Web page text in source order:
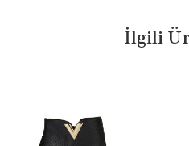
İlgili